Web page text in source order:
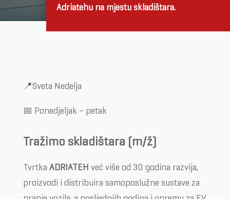
Adriatehu na mjestu skladištara.
📍Sveta Nedelja
📅 Ponedjeljak – petak
Tražimo skladištara (m/ž)
Tvrtka ADRIATEH već više od 30 godina razvija,
proizvodi i distribuira samoposlužne sustave za